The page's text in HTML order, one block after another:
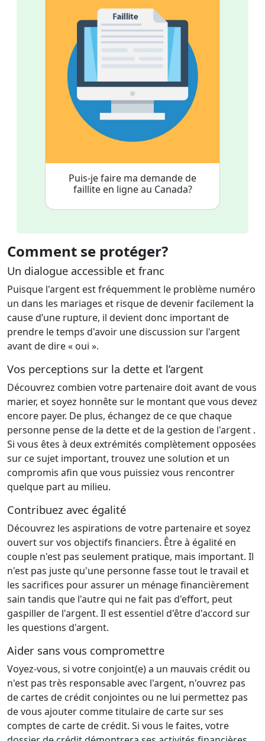
Puis-je faire ma demande de
faillite en ligne au Canada?
Comment se protéger?
Un dialogue accessible et franc
Puisque l'argent est fréquemment le problème numéro
un dans les mariages et risque de devenir facilement la
cause d’une rupture, il devient donc important de
prendre le temps d'avoir une discussion sur l'argent
avant de dire « oui ».
Vos perceptions sur la dette et l’argent
Découvrez combien votre partenaire doit avant de vous
marier, et soyez honnête sur le montant que vous devez
encore payer. De plus, échangez de ce que chaque
personne pense de la dette et de la gestion de l'argent .
Si vous êtes à deux extrémités complètement opposées
sur ce sujet important, trouvez une solution et un
compromis afin que vous puissiez vous rencontrer
quelque part au milieu.
Contribuez avec égalité
Découvrez les aspirations de votre partenaire et soyez
ouvert sur vos objectifs financiers. Être à égalité en
couple n'est pas seulement pratique, mais important. Il
n'est pas juste qu'une personne fasse tout le travail et
les sacrifices pour assurer un ménage financièrement
sain tandis que l'autre qui ne fait pas d'effort, peut
gaspiller de l'argent. Il est essentiel d'être d'accord sur
les questions d'argent.
Aider sans vous compromettre
Voyez-vous, si votre conjoint(e) a un mauvais crédit ou
n'est pas très responsable avec l'argent, n'ouvrez pas
de cartes de crédit conjointes ou ne lui permettez pas
de vous ajouter comme titulaire de carte sur ses
comptes de carte de crédit. Si vous le faites, votre